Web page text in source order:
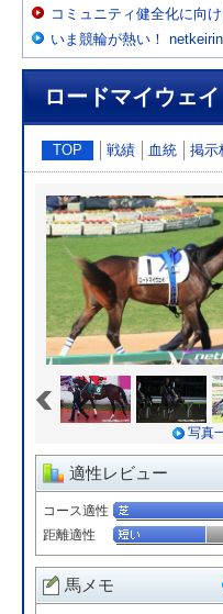
コミュニティ健全化に向
いま競輪が熱い！
ロードマイウェイ
TOP 戦績 血統 掲示
写真
適性レビュー
コース適性
距離適性
馬メモ